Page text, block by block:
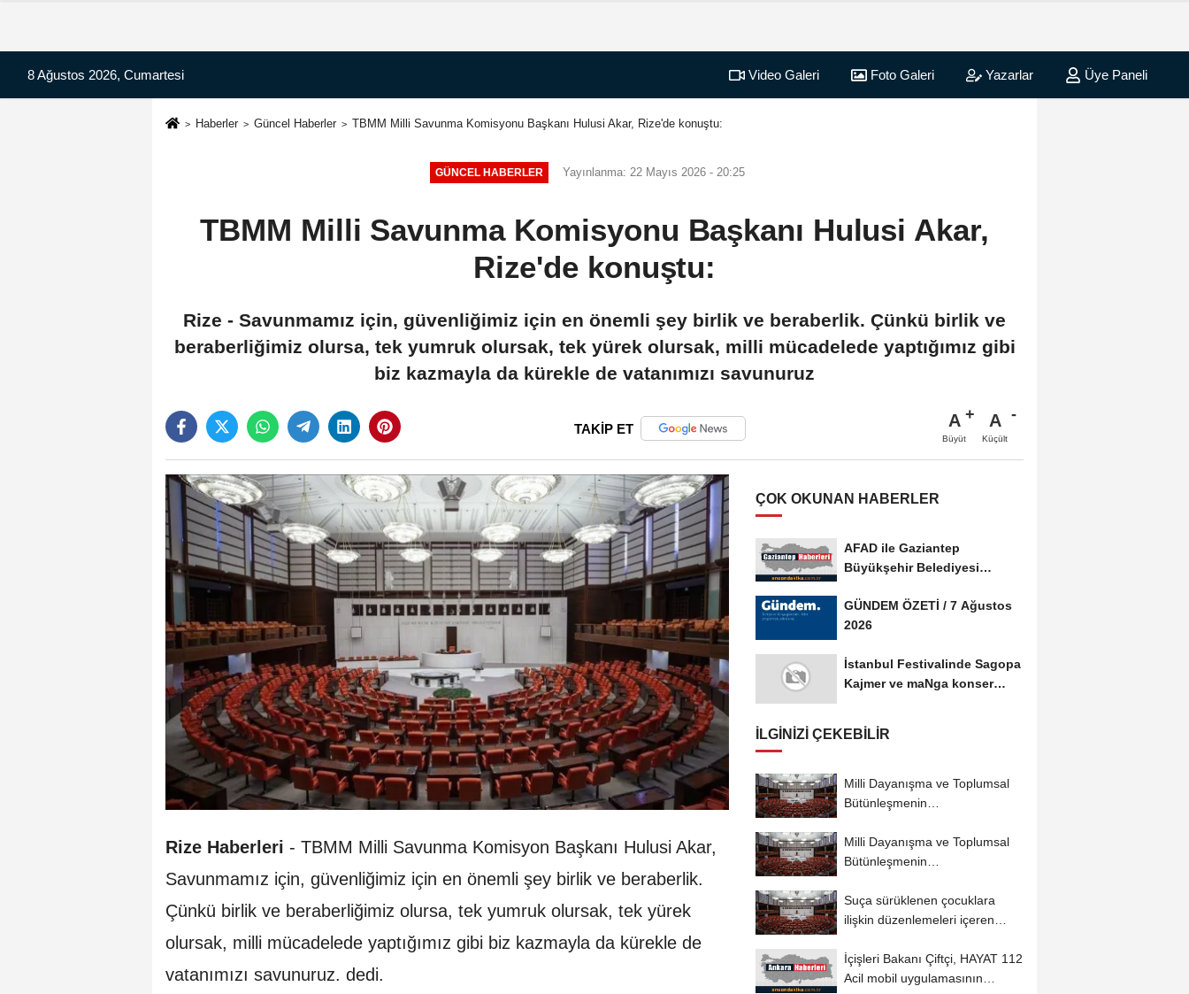
8 Ağustos 2026, Cumartesi Video Galeri Foto Galeri Yazarlar Üye Paneli
Haberler Güncel Haberler TBMM Milli Savunma Komisyonu Başkanı Hulusi Akar, Rize'de konuştu:
GÜNCEL HABERLER Yayınlanma: 22 Mayıs 2026 - 20:25
TBMM Milli Savunma Komisyonu Başkanı Hulusi Akar,
Rize'de konuştu:
Rize - Savunmamız için, güvenliğimiz için en önemli şey birlik ve beraberlik. Çünkü birlik ve
beraberliğimiz olursa, tek yumruk olursak, tek yürek olursak, milli mücadelede yaptığımız gibi
biz kazmayla da kürekle de vatanımızı savunuruz
TAKİP ET A
Büyüt
A
Küçült
Rize Haberleri - TBMM Milli Savunma Komisyon Başkanı Hulusi Akar,
Savunmamız için, güvenliğimiz için en önemli şey birlik ve beraberlik.
Çünkü birlik ve beraberliğimiz olursa, tek yumruk olursak, tek yürek
olursak, milli mücadelede yaptığımız gibi biz kazmayla da kürekle de
vatanımızı savunuruz. dedi.
ÇOK OKUNAN HABERLER
AFAD ile Gaziantep
Büyükşehir Belediyesi
GÜNDEM ÖZETİ / 7 Ağustos
2026
İstanbul Festivalinde Sagopa
Kajmer ve maNga konser
İLGINIZI ÇEKEBILIR
Milli Dayanışma ve Toplumsal
Bütünleşmenin
Milli Dayanışma ve Toplumsal
Bütünleşmenin
Suça sürüklenen çocuklara
ilişkin düzenlemeleri içeren
İçişleri Bakanı Çiftçi, HAYAT 112
Acil mobil uygulamasının